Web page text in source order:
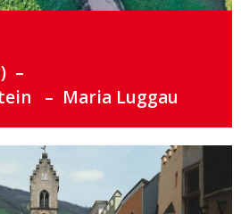
Maria Luggau